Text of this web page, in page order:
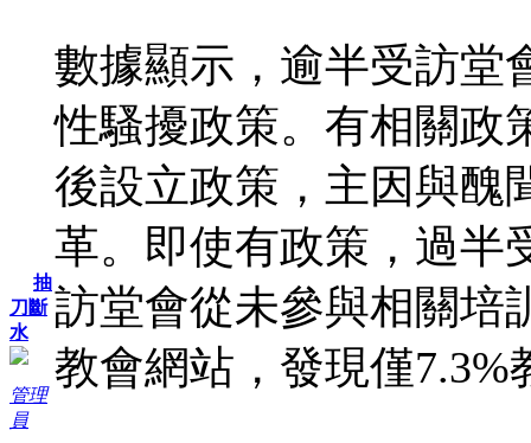
抽
刀斷
水
管理
員
數據顯示，逾半受訪堂
性騷擾政策。有相關政
後設立政策，主因與醜
革。即使有政策，過半
訪堂會從未參與相關培
教會網站，發現僅